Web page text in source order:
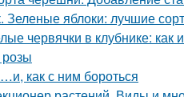
Зеленые яблоки: лучшие
червячки в клубнике: как
как с ним бороться